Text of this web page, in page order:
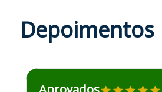
Depoimentos
Estudante José recomenda o